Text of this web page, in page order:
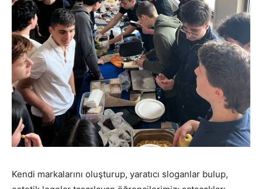
Kendi markalarını oluşturup, yaratıcı sloganlar bulup,